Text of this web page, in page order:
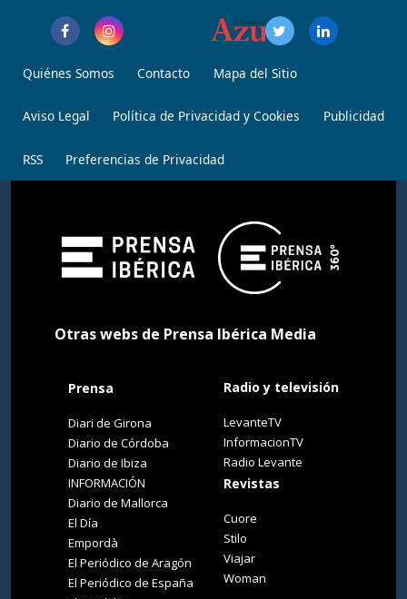
Quiénes Somos Contacto Mapa del Sitio
Aviso Legal Política de Privacidad y Cookies Publicidad
RSS Preferencias de Privacidad
Otras webs de Prensa Ibérica Media
Prensa
Diari de Girona
Diario de Córdoba
Diario de Ibiza
INFORMACIÓN
Diario de Mallorca
El Día
Empordà
El Periódico de Aragón
El Periódico de España
Radio y televisión
LevanteTV
InformacionTV
Radio Levante
Revistas
Cuore
Stilo
Viajar
Woman